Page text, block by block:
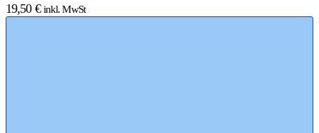
19,50 € inkl. MwSt